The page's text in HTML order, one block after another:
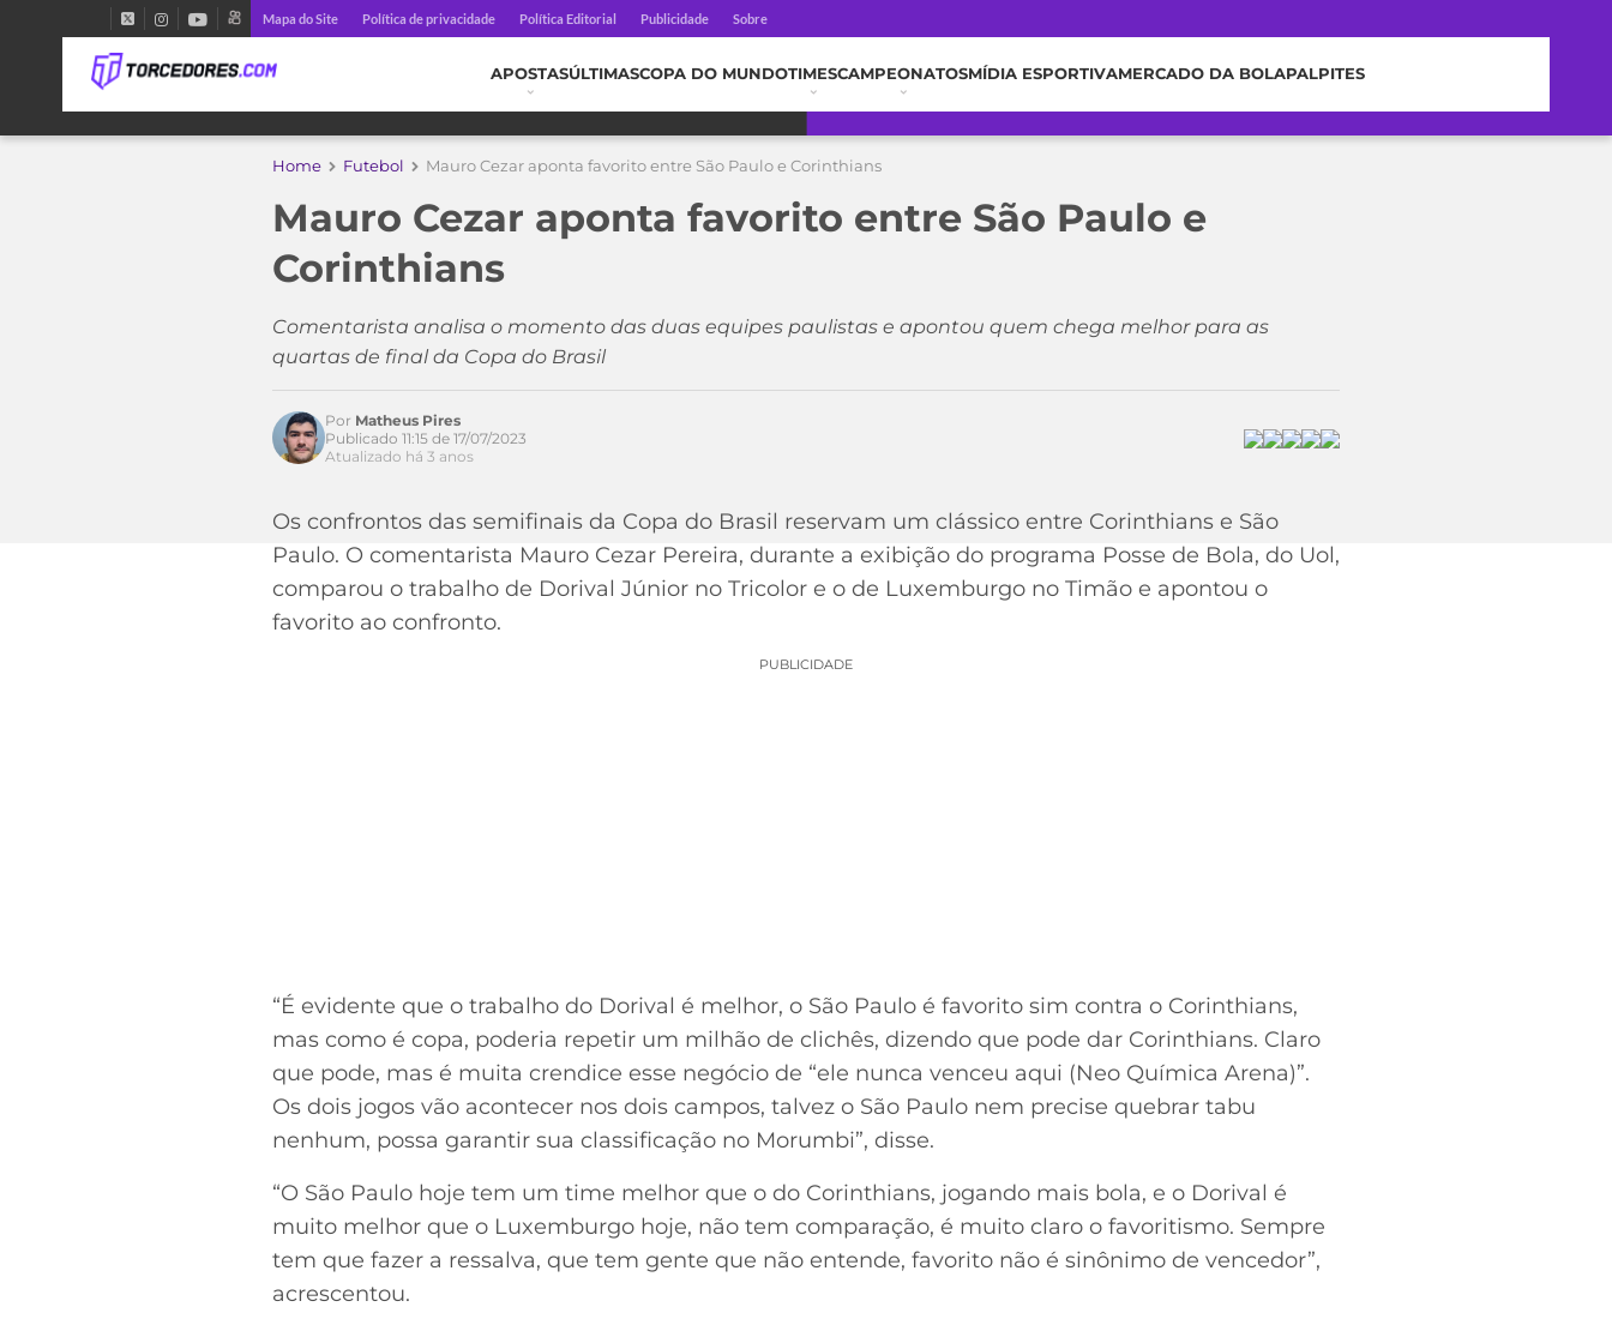
Mapa do Site Política de privacidade Política Editorial Publicidade Sobre
APOSTASÚLTIMASCOPA DO MUNDOTIMESCAMPEONATOSMÍDIA ESPORTIVAMERCADO DA BOLAPALPITES
Home Futebol Mauro Cezar aponta favorito entre São Paulo e Corinthians
Mauro Cezar aponta favorito entre São Paulo e
Corinthians
Comentarista analisa o momento das duas equipes paulistas e apontou quem chega melhor para as
quartas de final da Copa do Brasil
Acesse o perfil do autor Por Matheus Pires
Publicado 11:15 de 17/07/2023
Atualizado há 3 anos
Os confrontos das semifinais da Copa do Brasil reservam um clássico entre Corinthians e São
Paulo. O comentarista Mauro Cezar Pereira, durante a exibição do programa Posse de Bola, do Uol,
comparou o trabalho de Dorival Júnior no Tricolor e o de Luxemburgo no Timão e apontou o
favorito ao confronto.
PUBLICIDADE
“É evidente que o trabalho do Dorival é melhor, o São Paulo é favorito sim contra o Corinthians,
mas como é copa, poderia repetir um milhão de clichês, dizendo que pode dar Corinthians. Claro
que pode, mas é muita crendice esse negócio de “ele nunca venceu aqui (Neo Química Arena)”.
Os dois jogos vão acontecer nos dois campos, talvez o São Paulo nem precise quebrar tabu
nenhum, possa garantir sua classificação no Morumbi”, disse.
“O São Paulo hoje tem um time melhor que o do Corinthians, jogando mais bola, e o Dorival é
muito melhor que o Luxemburgo hoje, não tem comparação, é muito claro o favoritismo. Sempre
tem que fazer a ressalva, que tem gente que não entende, favorito não é sinônimo de vencedor”,
acrescentou.